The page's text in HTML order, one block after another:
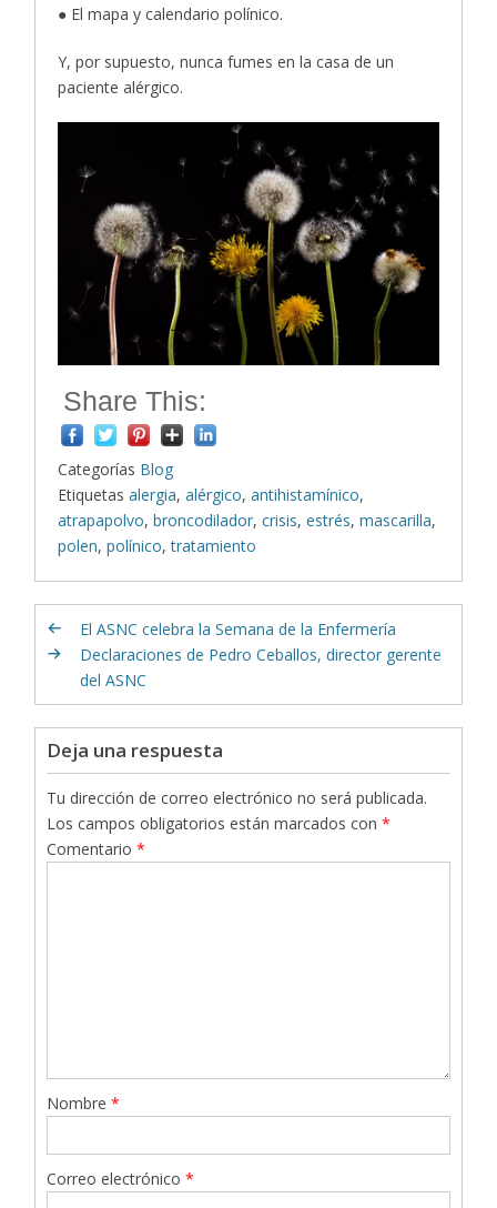
● El mapa y calendario polínico.
Y, por supuesto, nunca fumes en la casa de un
paciente alérgico.
Share This:
Categorías Blog
Etiquetas alergia,alérgico,antihistamínico,
atrapapolvo,broncodilador,crisis,estrés,mascarilla,
polen,polínico,tratamiento
El ASNC celebra la Semana de la Enfermería
Declaraciones de Pedro Ceballos, director gerente
del ASNC
Deja una respuesta
Tu dirección de correo electrónico no será publicada.
Los campos obligatorios están marcados con*
Comentario*
Nombre*
Correo electrónico*